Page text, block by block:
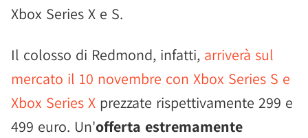
Xbox Series X e S.
Il colosso di Redmond, infatti, arriverà sul
mercato il 10 novembre con Xbox Series S e
Xbox Series X prezzate rispettivamente 299 e
499 euro. Un'offerta estremamente